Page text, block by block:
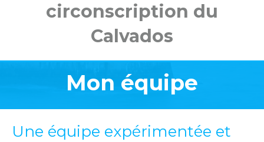
circonscription du
Calvados
Mon équipe
Une équipe expérimentée et